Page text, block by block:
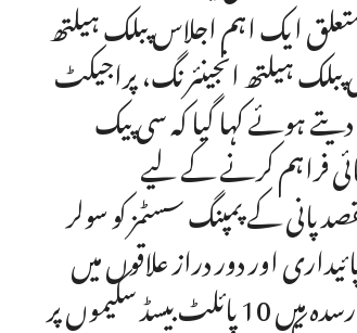
ایک اہم اجلاس پبلک ہیلتھ
ہیلتھ انجینئرنگ، پراجیکٹ
ہوئے کہا گیا کہ سی پیک
فراہم کرنے کے لیے
پانی کے پمپنگ سسٹمز کو سولر
اور دور دراز علاقوں میں
بلاتعطل واٹر سپلائی یقینی بنانا ہے اجلاس کو بتایا گیا کہ پشاور، نوشہرہ اور چارسدہ میں 10 پائلٹ بیسڈ سکیموں پر